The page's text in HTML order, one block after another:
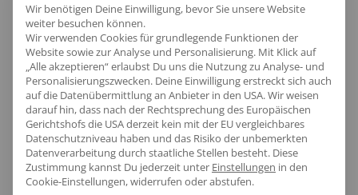
Produktinfo
Artikel-Nr.:RG112
Geschlecht:Herren
Armlänge:Langarm|Set-In
Obermaterial:50% Baumwolle / 50% Polyester
Wir benötigen Deine Einwilligung, bevor Sie unsere Website
weiter besuchen können.
Wir verwenden Cookies für grundlegende Funktionen der
Website sowie zur Analyse und Personalisierung. Mit Klick auf
„Alle akzeptieren“ erlaubst Du uns die Nutzung zu Analyse- und
Personalisierungszwecken. Deine Einwilligung erstreckt sich auch
auf die Datenübermittlung an Anbieter in den USA. Wir weisen
darauf hin, dass nach der Rechtsprechung des Europäischen
Gerichtshofs die USA derzeit kein mit der EU vergleichbares
Datenschutzniveau haben und das Risiko der unbemerkten
Datenverarbeitung durch staatliche Stellen besteht. Diese
Zustimmung kannst Du jederzeit unter Einstellungen in den
Cookie-Einstellungen, widerrufen oder abstufen.